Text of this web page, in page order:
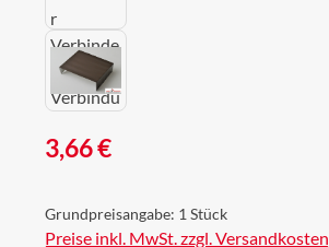
Regulärer Preis:
3,66 €
Grundpreisangabe: 1 Stück
Preise inkl. MwSt. zzgl. Versandkosten